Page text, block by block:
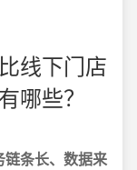
线下门店
哪些？
链条长、数据来